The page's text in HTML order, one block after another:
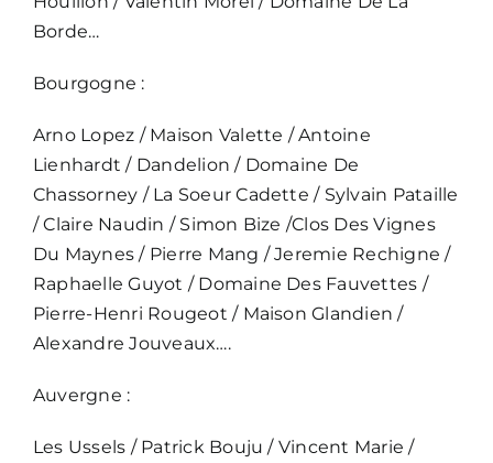
Borde…
Bourgogne :
Arno Lopez / Maison Valette / Antoine
Lienhardt / Dandelion / Domaine De
Chassorney / La Soeur Cadette / Sylvain Pataille
/ Claire Naudin / Simon Bize /Clos Des Vignes
Du Maynes / Pierre Mang / Jeremie Rechigne /
Raphaelle Guyot / Domaine Des Fauvettes /
Pierre-Henri Rougeot / Maison Glandien /
Alexandre Jouveaux….
Auvergne :
Les Ussels / Patrick Bouju / Vincent Marie /